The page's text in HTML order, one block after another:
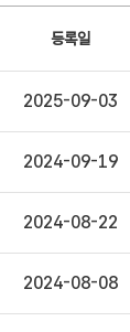
등록일
2025-09-03
2024-09-19
2024-08-22
2024-08-08